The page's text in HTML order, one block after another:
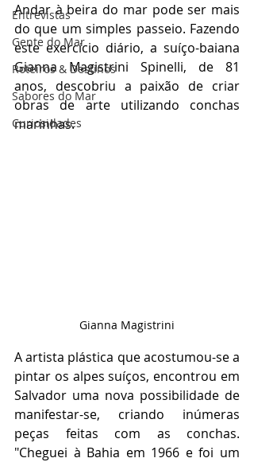
Entrevistas
Gente do Mar
Roteiros & Destinos
Sabores do Mar
Curiosidades
Andar à beira do mar pode ser mais
do que um simples passeio. Fazendo
este exercício diário, a suíço-baiana
Gianna Magistrini Spinelli, de 81
anos, descobriu a paixão de criar
obras de arte utilizando conchas
marinhas.
Gianna Magistrini
A artista plástica que acostumou-se a
pintar os alpes suíços, encontrou em
Salvador uma nova possibilidade de
manifestar-se, criando inúmeras
peças feitas com as conchas.
"Cheguei à Bahia em 1966 e foi um